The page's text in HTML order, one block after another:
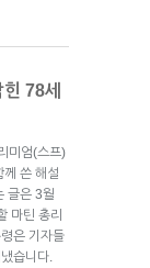
78세
미엄(스프)
께 쓴 해설
글은 3월
마틴 총리
은 기자들
습니다.